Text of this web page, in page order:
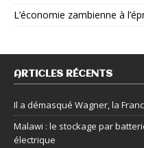
L’économie zambienne à
ARTICLES RÉCENTS
Il a démasqué Wagner, la
Malawi : le stockage par
électrique